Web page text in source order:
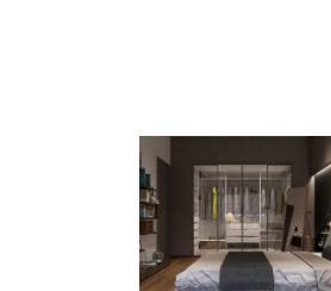
Ανατομικά στρώματα
Ανατομικά στρώματα
Ανωστρώματα